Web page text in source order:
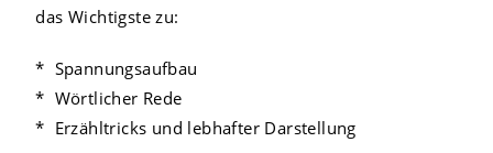
das Wichtigste zu:
* Spannungsaufbau
* Wörtlicher Rede
* Erzähltricks und lebhafter Darstellung